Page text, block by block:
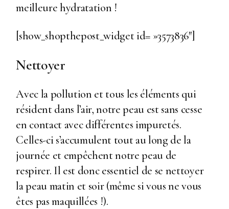
meilleure hydratation !
[show_shopthepost_widget id= »3573836″]
Nettoyer
Avec la pollution et tous les éléments qui
résident dans l’air, notre peau est sans cesse
en contact avec différentes impuretés.
Celles-ci s’accumulent tout au long de la
journée et empêchent notre peau de
respirer. Il est donc essentiel de se nettoyer
la peau matin et soir (même si vous ne vous
êtes pas maquillées !).